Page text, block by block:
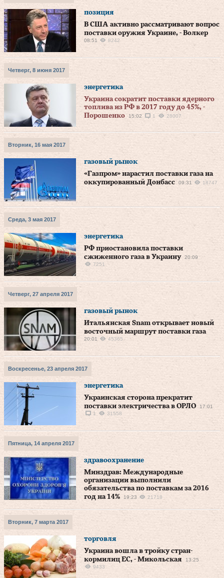
позиция
В США активно рассматривают вопрос
поставки оружия Украине, - Волкер
08:51 8242
Четверг, 8 июня 2017
энергетика
Украина сократит поставки ядерного
топлива из РФ в 2017 году до 45%, -
Порошенко
15:02 1 28007
Вторник, 16 мая 2017
газовый рынок
«Газпром» нарастил поставки газа на
оккупированный Донбасс
09:31 18747
Среда, 3 мая 2017
энергетика
РФ приостановила поставки
сжиженного газа в Украину
20:09
7251
Четверг, 27 апреля 2017
газовый рынок
Итальянская Snam открывает новый
восточный маршрут поставки газа
20:01 45365
Воскресенье, 23 апреля 2017
энергетика
Украинская сторона прекратит
поставки электричества в ОРЛО
17:01
1
31558
Пятница, 14 апреля 2017
здравоохранение
Минздрав: Международные
организации выполнили
обязательства по поставкам за 2016
год на 14%
19:23 21718
Вторник, 7 марта 2017
торговля
Украина вошла в тройку стран-
кормилиц ЕС, - Микольская
13:25
9433